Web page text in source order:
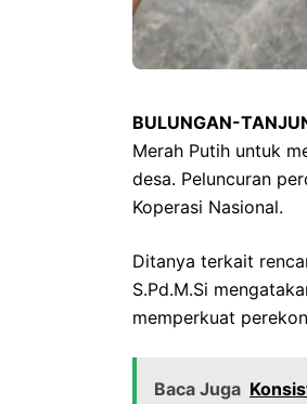
BULUNGAN-
Merah Putih untuk
desa. Peluncuran
Koperasi Nasional.
Ditanya terkait
S.Pd.M.Si
memperkuat
Baca Juga